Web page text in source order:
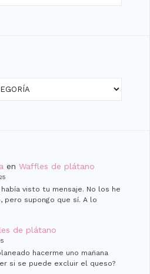
en Waffles de plátano
visto tu mensaje. No los he
pero supongo que sí. A lo
de plátano
hacerme uno man̈ana
si se puede excluir el queso?